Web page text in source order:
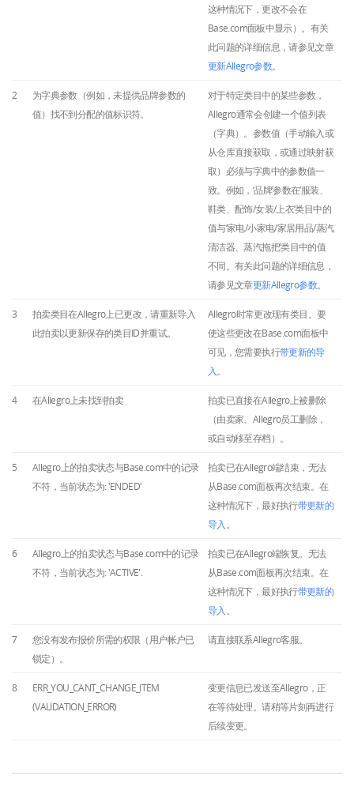
português (BR)
这种情况下，更改不会在
Base.com面板中显示）。有关
此问题的详细信息，请参见文章
更新Allegro参数。
2
为字典参数（例如，未提供品牌参数的
值）找不到分配的值标识符。
对于特定类目中的某些参数，
Allegro通常会创建一个值列表
（字典）。参数值（手动输入或
从仓库直接获取，或通过映射获
取）必须与字典中的参数值一
致。例如，‘品牌’参数在‘服装、
鞋类、配饰/女装/上衣’类目中的
值与‘家电/小家电/家居用品/蒸汽
清洁器、蒸汽拖把’类目中的值
不同。有关此问题的详细信息，
请参见文章更新Allegro参数。
3
拍卖类目在Allegro上已更改，请重新导入
此拍卖以更新保存的类目ID并重试。
Allegro时常更改现有类目。要
使这些更改在Base.com面板中
可见，您需要执行带更新的导
入 。
4 在Allegro上未找到拍卖
拍卖已直接在Allegro上被删除
（由卖家、Allegro员工删除，
或自动移至存档）。
5
Allegro上的拍卖状态与Base.com中的记录
不符，当前状态为: 'ENDED'
拍卖已在Allegro端结束，无法
从Base.com面板再次结束。在
这种情况下，最好执行带更新的
导入 。
6
Allegro上的拍卖状态与Base.com中的记录
不符，当前状态为: 'ACTIVE'.
拍卖已在Allegro端恢复。无法
从Base.com面板再次结束。在
这种情况下，最好执行带更新的
导入 。
7
您没有发布报价所需的权限（用户帐户已
锁定）。
请直接联系Allegro客服。
8
ERR_YOU_CANT_CHANGE_ITEM
(VALIDATION_ERROR)
变更信息已发送至Allegro，正
在等待处理。请稍等片刻再进行
后续变更。